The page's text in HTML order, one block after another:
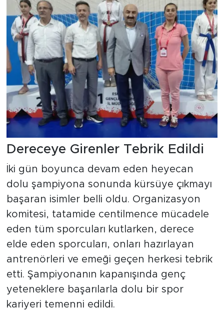
Dereceye Girenler Tebrik Edildi
İki gün boyunca devam eden heyecan
dolu şampiyona sonunda kürsüye çıkmayı
başaran isimler belli oldu. Organizasyon
komitesi, tatamide centilmence mücadele
eden tüm sporcuları kutlarken, derece
elde eden sporcuları, onları hazırlayan
antrenörleri ve emeği geçen herkesi tebrik
etti. Şampiyonanın kapanışında genç
yeteneklere başarılarla dolu bir spor
kariyeri temenni edildi.